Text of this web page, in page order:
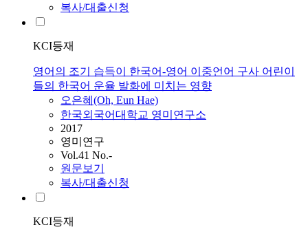
복사/대출신청
KCI등재
영어의 조기 습득이 한국어-영어 이중언어 구사 어린이
들의 한국어 운율 발화에 미치는 영향
오은혜(Oh, Eun Hae)
한국외국어대학교 영미연구소
2017
영미연구
Vol.41 No.-
원문보기
복사/대출신청
KCI등재